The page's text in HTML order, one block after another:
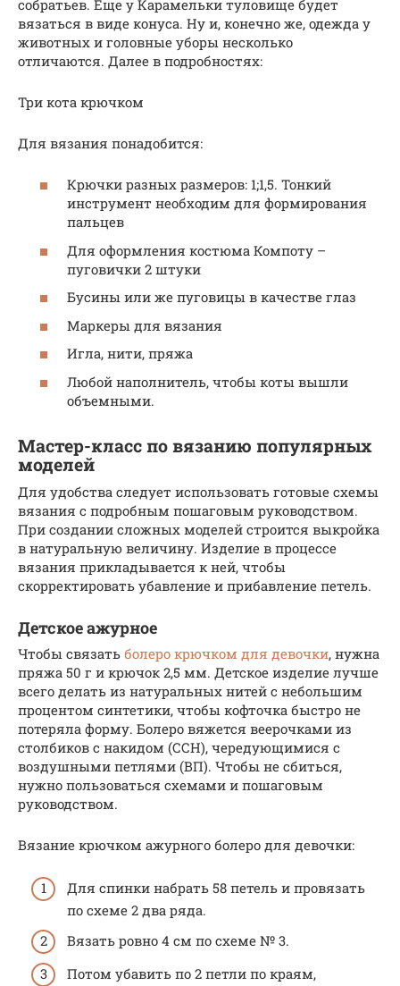
собратьев. Еще у Карамельки туловище будет
вязаться в виде конуса. Ну и, конечно же, одежда у
животных и головные уборы несколько
отличаются. Далее в подробностях:
Три кота крючком
Для вязания понадобится:
Крючки разных размеров: 1;1,5. Тонкий
инструмент необходим для формирования
пальцев
Для оформления костюма Компоту –
пуговички 2 штуки
Бусины или же пуговицы в качестве глаз
Маркеры для вязания
Игла, нити, пряжа
Любой наполнитель, чтобы коты вышли
объемными.
Мастер-класс по вязанию популярных
моделей
Для удобства следует использовать готовые схемы
вязания с подробным пошаговым руководством.
При создании сложных моделей строится выкройка
в натуральную величину. Изделие в процессе
вязания прикладывается к ней, чтобы
скорректировать убавление и прибавление петель.
Детское ажурное
Чтобы связать болеро крючком для девочки, нужна
пряжа 50 г и крючок 2,5 мм. Детское изделие лучше
всего делать из натуральных нитей с небольшим
процентом синтетики, чтобы кофточка быстро не
потеряла форму. Болеро вяжется веерочками из
столбиков с накидом (ССН), чередующимися с
воздушными петлями (ВП). Чтобы не сбиться,
нужно пользоваться схемами и пошаговым
руководством.
Вязание крючком ажурного болеро для девочки:
Для спинки набрать 58 петель и провязать
по схеме 2 два ряда.
Вязать ровно 4 см по схеме № 3.
Потом убавить по 2 петли по краям,